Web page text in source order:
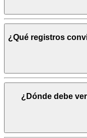
¿Qué registros
¿Dónde debe